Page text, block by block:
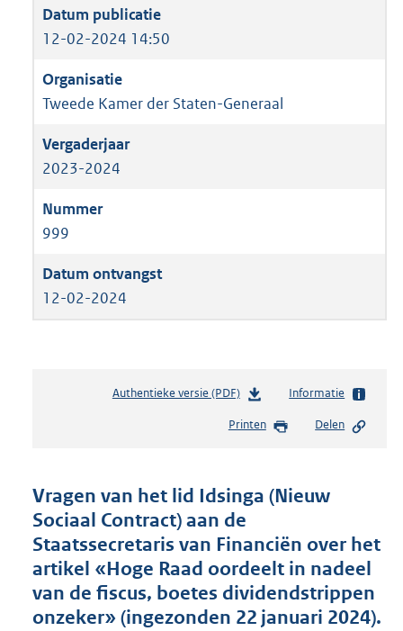
12-02-2024 14:50
Tweede Kamer der Staten-Generaal
2023-2024
999
12-02-2024
Authentieke versie (PDF)b
s
d
s
g
r
o
t
Informatie
Printen Delen
Vragen van het lid Idsinga (Nieuw
Sociaal Contract) aan de
Staatssecretaris van Financiën over het
artikel «Hoge Raad oordeelt in nadeel
van de fiscus, boetes dividendstrippen
onzeker» (ingezonden 22 januari 2024).